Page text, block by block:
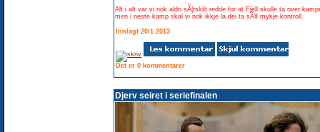
Alt i alt var vi nok aldri sÃ¦rskilt redde for at Fjell skulle ta over
men i neste kamp skal vi nok ikkje la dei ta sÃ¥ mykje kontroll.
Innlagt 20/1 2013
Det er 0 kommentarer
Djerv seiret i seriefinalen